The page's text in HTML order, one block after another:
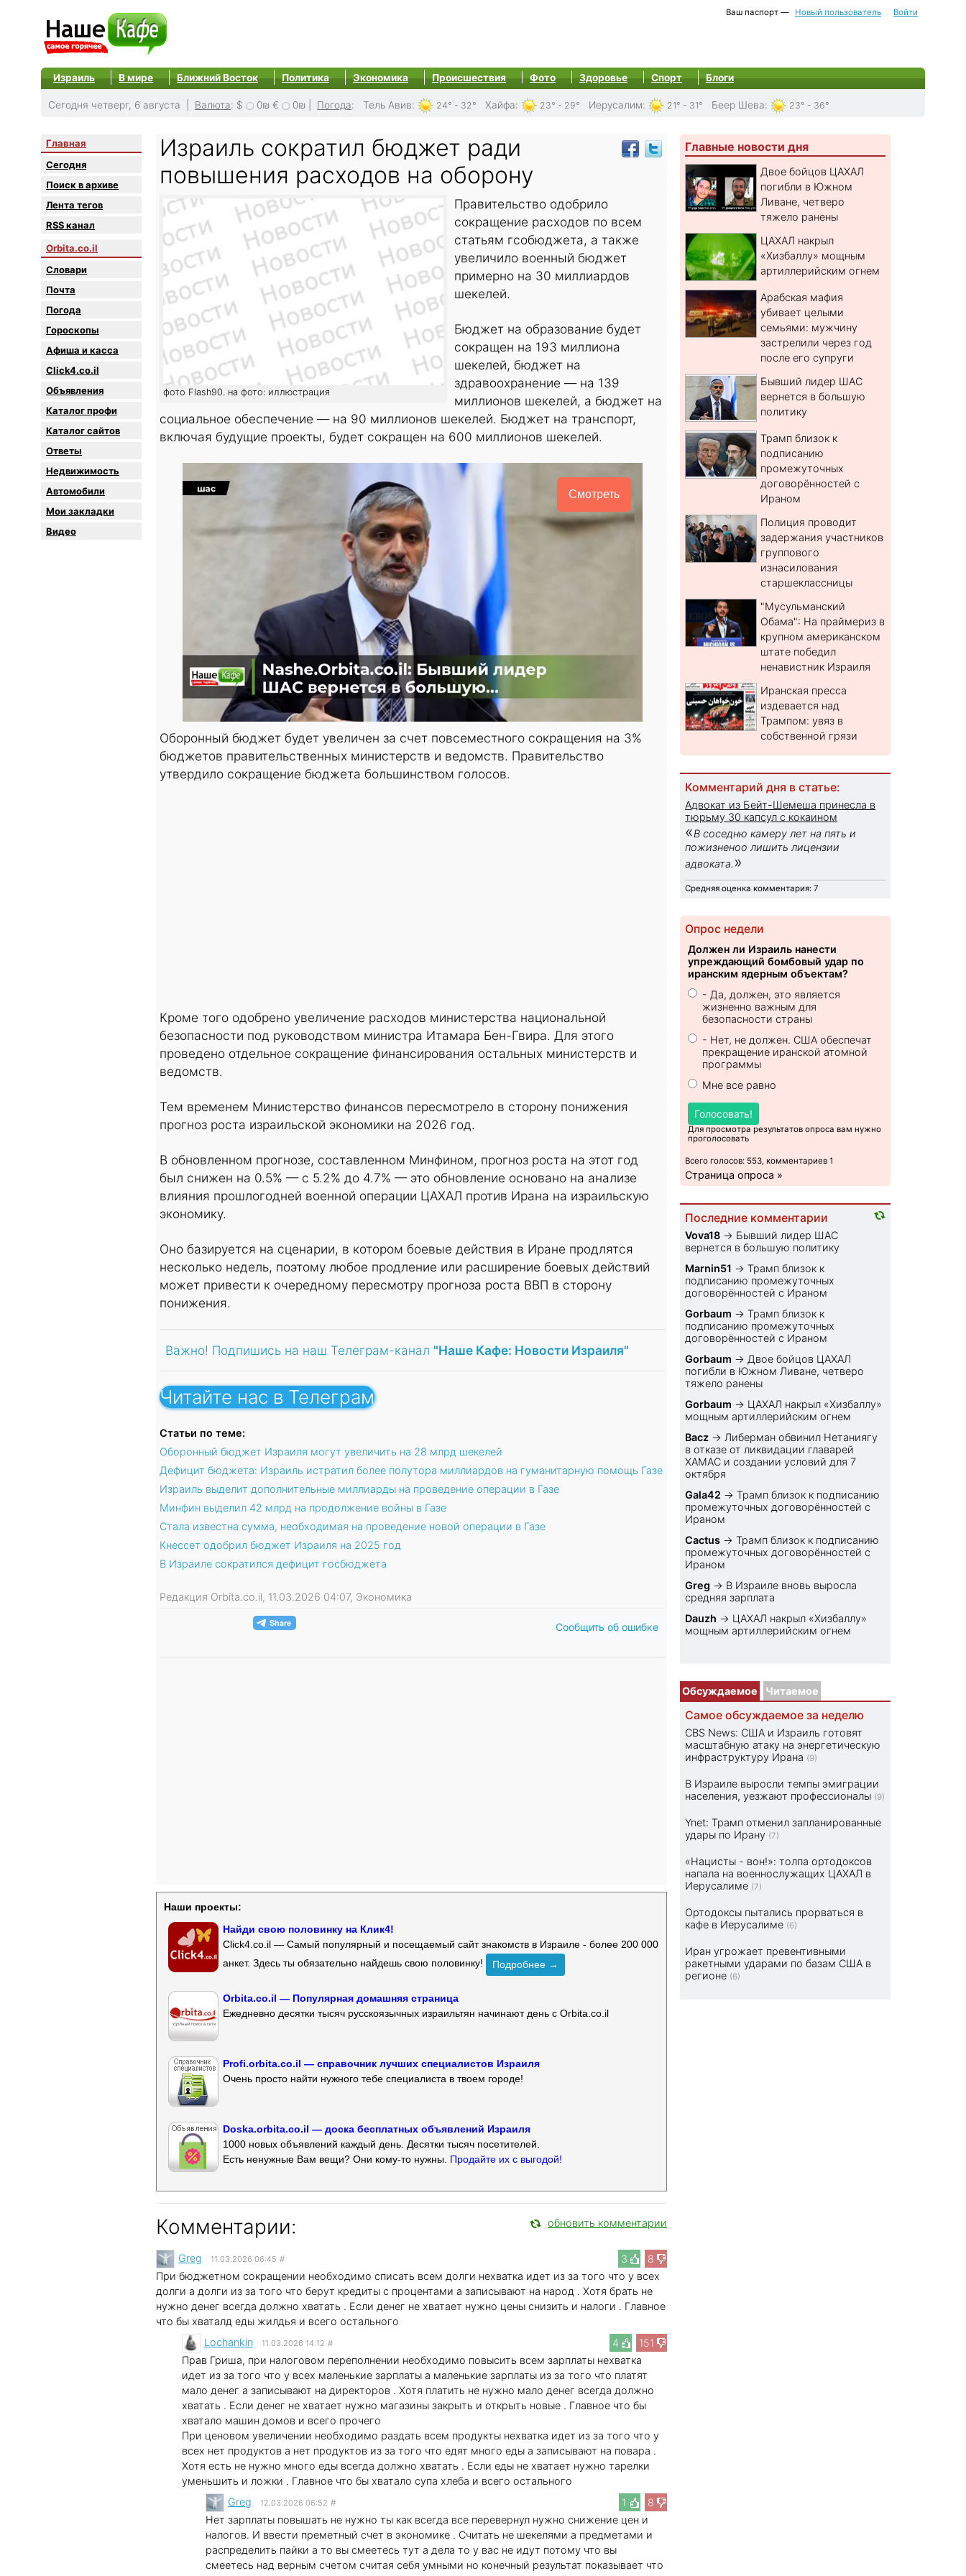
Ваш паспорт — Новый пользователь Войти
Израиль В мире Ближний Восток Политика Экономика Происшествия Фото Здоровье Спорт Блоги
Сегодня четверг, 6 августа | Валюта: $ 0₪ € 0₪ Погода: Тель Авив: 24° - 32° Хайфа: 23° - 29° Иерусалим: 21° - 31° Беер Шева: 23° - 36°
Главная
Сегодня
Поиск в архиве
Лента тегов
RSS канал
Orbita.co.il
Словари
Почта
Погода
Гороскопы
Афиша и касса
Click4.co.il
Объявления
Каталог профи
Каталог сайтов
Oтветы
Недвижимость
Автомобили
Мои закладки
Видео
Израиль сократил бюджет ради
повышения расходов на оборону
фото Flash90. на фото: иллюстрация
Правительство одобрило
сокращение расходов по всем
статьям гсобюджета, а также
увеличило военный бюджет
примерно на 30 миллиардов
шекелей.
Бюджет на образование будет
сокращен на 193 миллиона
шекелей, бюджет на
здравоохранение — на 139
миллионов шекелей, а бюджет на
социальное обеспечение — на 90 миллионов шекелей. Бюджет на транспорт,
включая будущие проекты, будет сокращен на 600 миллионов шекелей.
Смотреть
Оборонный бюджет будет увеличен за счет повсеместного сокращения на 3%
бюджетов правительственных министерств и ведомств. Правительство
утвердило сокращение бюджета большинством голосов.
Кроме того одобрено увеличение расходов министерства национальной
безопасности под руководством министра Итамара Бен-Гвира. Для этого
проведено отдельное сокращение финансирования остальных министерств и
ведомств.
Тем временем Министерство финансов пересмотрело в сторону понижения
прогноз роста израильской экономики на 2026 год.
В обновленном прогнозе, составленном Минфином, прогноз роста на этот год
был снижен на 0.5% — с 5.2% до 4.7% — это обновление основано на анализе
влияния прошлогодней военной операции ЦАХАЛ против Ирана на израильскую
экономику.
Оно базируется на сценарии, в котором боевые действия в Иране продлятся
несколько недель, поэтому любое продление или расширение боевых действий
может привести к очередному пересмотру прогноза роста ВВП в сторону
понижения.
Важно! Подпишись на наш Телеграм-канал "Наше Кафе: Новости Израиля"
Читайте нас в Телеграм
Статьи по теме:
Оборонный бюджет Израиля могут увеличить на 28 млрд шекелей
Дефицит бюджета: Израиль истратил более полутора миллиардов на гуманитарную помощь Газе
Израиль выделит дополнительные миллиарды на проведение операции в Газе
Минфин выделил 42 млрд на продолжение войны в Газе
Стала известна сумма, необходимая на проведение новой операции в Газе
Кнессет одобрил бюджет Израиля на 2025 год
В Израиле сократился дефицит госбюджета
Редакция Orbita.co.il, 11.03.2026 04:07, Экономика
Сообщить об ошибке
Наши проекты:
Найди свою половинку на Клик4!
Click4.co.il — Самый популярный и посещаемый сайт знакомств в Израиле - более 200 000
анкет. Здесь ты обязательно найдешь свою половинку!
Подробнее →
Orbita.co.il — Популярная домашняя страница
Ежедневно десятки тысяч русскоязычных израильтян начинают день с Orbita.co.il
Profi.orbita.co.il — справочник лучших специалистов Израиля
Очень просто найти нужного тебе специалиста в твоем городе!
Doska.orbita.co.il — доска бесплатных объявлений Израиля
1000 новых объявлений каждый день. Десятки тысяч посетителей.
Есть ненужные Вам вещи? Они кому-то нужны. Продайте их с выгодой!
Комментарии: обновить комментарии
3 8
Greg 11.03.2026 06:45 #
При бюджетном сокращении необходимо списать всем долги нехватка идет из за того что у всех
долги а долги из за того что берут кредиты с процентами а записывают на народ . Хотя брать не
нужно денег всегда должно хватать . Если денег не хватает нужно цены снизить и налоги . Главное
что бы хваталд еды жилдья и всего остального
4
151
Lochankin 11.03.2026 14:12 #
Прав Гриша, при налоговом переполнении необходимо повысить всем зарплаты нехватка
идет из за того что у всех маленькие зарплаты а маленькие зарплаты из за того что платят
мало денег а записывают на директоров . Хотя платить не нужно мало денег всегда должно
хватать . Если денег не хватает нужно магазины закрыть и открыть новые . Главное что бы
хватало машин домов и всего прочего
При ценовом увеличении необходимо раздать всем продукты нехватка идет из за того что у
всех нет продуктов а нет продуктов из за того что едят много еды а записывают на повара .
Хотя есть не нужно много еды всегда должно хватать . Если еды не хватает нужно тарелки
уменьшить и ложки . Главное что бы хватало супа хлеба и всего остального
1
8
Greg 12.03.2026 06:52 #
Нет зарплаты повышать не нужно ты как всегда все перевернул нужно снижение цен и
налогов. И ввести преметный счет в экономике . Считать не шекелями а предметами и
распределить пайки а то вы смеетесь тут а дела то у вас не идут потому что вы
смеетесь над верным счетом считая себя умными но конечный результат показывает что
Главные новости дня
Двое бойцов ЦАХАЛ
погибли в Южном
Ливане, четверо
тяжело ранены
ЦАХАЛ накрыл
«Хизбаллу» мощным
артиллерийским огнем
Арабская мафия
убивает целыми
семьями: мужчину
застрелили через год
после его супруги
Бывший лидер ШАС
вернется в большую
политику
Трамп близок к
подписанию
промежуточных
договорённостей с
Ираном
Полиция проводит
задержания участников
группового
изнасилования
старшеклассницы
"Мусульманский
Обама": На праймериз в
крупном американском
штате победил
ненавистник Израиля
Иранская пресса
издевается над
Трампом: увяз в
собственной грязи
Комментарий дня в статье:
Адвокат из Бейт-Шемеша принесла в
тюрьму 30 капсул с кокаином
«В соседню камеру лет на пять и
пожизненоо лишить лицензии
адвоката. »
Средняя оценка комментария: 7
Опрос недели
Должен ли Израиль нанести
упреждающий бомбовый удар по
иранским ядерным объектам?
- Да, должен, это является
жизненно важным для
безопасности страны
- Нет, не должен. США обеспечат
прекращение иранской атомной
программы
Мне все равно
Голосовать!
Для просмотра результатов опроса вам нужно
проголосовать
Всего голосов: 553, комментариев 1
Страница опроса »
Последние комментарии
Vova18 → Бывший лидер ШАС
вернется в большую политику
Marnin51 →Трамп близок к
подписанию промежуточных
договорённостей с Ираном
Gorbaum →Трамп близок к
подписанию промежуточных
договорённостей с Ираном
Gorbaum → Двое бойцов ЦАХАЛ
погибли в Южном Ливане, четверо
тяжело ранены
Gorbaum → ЦАХАЛ накрыл «Хизбаллу»
мощным артиллерийским огнем
Bacz → Либерман обвинил Нетаниягу
в отказе от ликвидации главарей
ХАМАС и создании условий для 7
октября
Gala42 →Трамп близок к подписанию
промежуточных договорённостей с
Ираном
Cactus →Трамп близок к подписанию
промежуточных договорённостей с
Ираном
Greg → В Израиле вновь выросла
средняя зарплата
Dauzh → ЦАХАЛ накрыл «Хизбаллу»
мощным артиллерийским огнем
Обсуждаемое Читаемое
Самое обсуждаемое за неделю
CBS News: США и Израиль готовят
масштабную атаку на энергетическую
инфраструктуру Ирана (9)
В Израиле выросли темпы эмиграции
населения, уезжают профессионалы (9)
Ynet: Трамп отменил запланированные
удары по Ирану (7)
«Нацисты - вон!»: толпа ортодоксов
напала на военнослужащих ЦАХАЛ в
Иерусалиме (7)
Ортодоксы пытались прорваться в
кафе в Иерусалиме (6)
Иран угрожает превентивными
ракетными ударами по базам США в
регионе (6)